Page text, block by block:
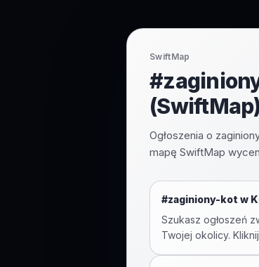
SwiftMap
Ogłoszenia o
mapę SwiftMap
#zaginiony-kot w
Szukasz ogłoszeń
Twojej okolicy.